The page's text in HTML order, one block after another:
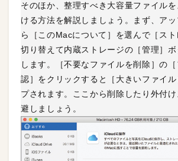
そのほか、整理すべき大容量ファイル
ける方法を解説しましょう。まず、ア
ら［このMacについて］を選んで［ス
切り替えて内蔵ストレージの［管理］
します。［不要なファイルを削除］の
認］をクリックすると［大きいファイ
プされます。ここから削除したり外付
避しましょう。